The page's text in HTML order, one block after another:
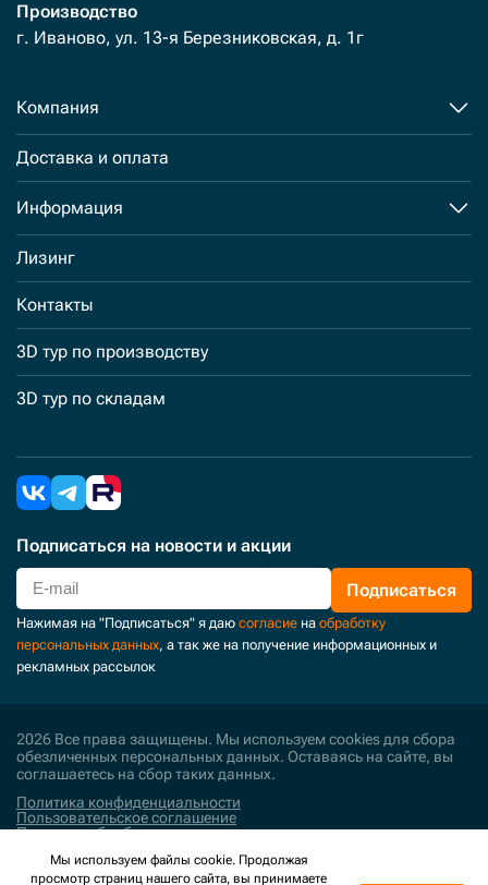
Производство
г. Иваново, ул. 13-я Березниковская, д. 1г
Компания
Доставка и оплата
Информация
Лизинг
Контакты
3D тур по производству
3D тур по складам
Подписаться на новости и акции
Подписаться
Нажимая на "Подписаться" я даю согласие на обработку
персональных данных, а так же на получение информационных и
рекламных рассылок
2026 Все права защищены. Мы используем cookies для сбора
обезличенных персональных данных. Оставаясь на сайте, вы
соглашаетесь на сбор таких данных.
Политика конфиденциальности
Пользовательское соглашение
Политика обработки персональных данных
Поддержка и развитие
Мы используем файлы cookie. Продолжая
просмотр страниц нашего сайта, вы принимаете